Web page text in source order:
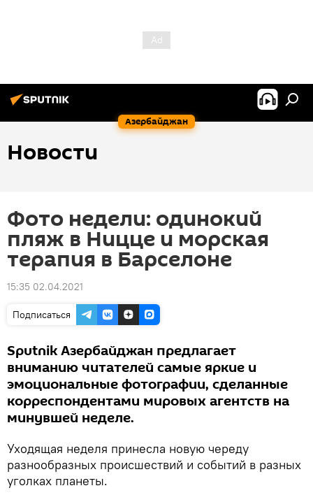
Азербайджан
Новости
Фото недели: одинокий
пляж в Ницце и морская
терапия в Барселоне
15:35 02.04.2021
Подписаться
Sputnik Азербайджан предлагает
вниманию читателей самые яркие и
эмоциональные фотографии, сделанные
корреспондентами мировых агентств на
минувшей неделе.
Уходящая неделя принесла новую череду
разнообразных происшествий и событий в разных
уголках планеты.